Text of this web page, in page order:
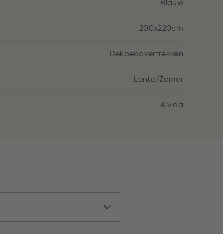
Blauw
200x220cm
Dekbedovertrekken
Lente/Zomer
Alvida